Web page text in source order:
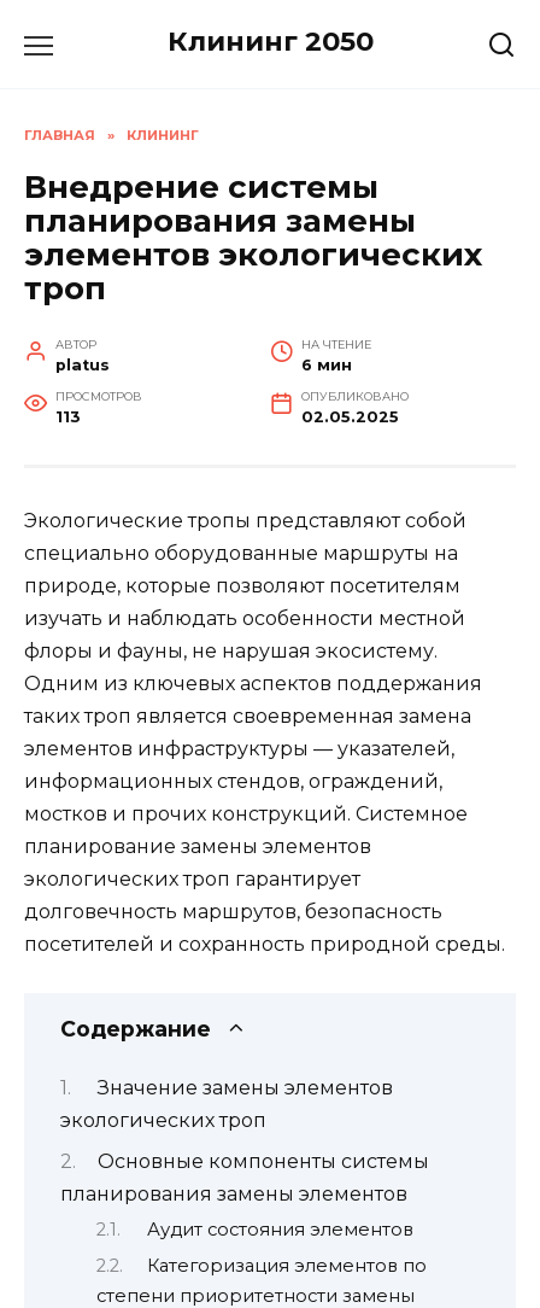
Клининг 2050
ГЛАВНАЯ » КЛИНИНГ
Внедрение системы
планирования замены
элементов экологических
троп
АВТОР
platus
НА ЧТЕНИЕ
6 мин
ПРОСМОТРОВ
113
ОПУБЛИКОВАНО
02.05.2025
Экологические тропы представляют собой
специально оборудованные маршруты на
природе, которые позволяют посетителям
изучать и наблюдать особенности местной
флоры и фауны, не нарушая экосистему.
Одним из ключевых аспектов поддержания
таких троп является своевременная замена
элементов инфраструктуры — указателей,
информационных стендов, ограждений,
мостков и прочих конструкций. Системное
планирование замены элементов
экологических троп гарантирует
долговечность маршрутов, безопасность
посетителей и сохранность природной среды.
Содержание
Значение замены элементов
экологических троп
Основные компоненты системы
планирования замены элементов
Аудит состояния элементов
Категоризация элементов по
степени приоритетности замены